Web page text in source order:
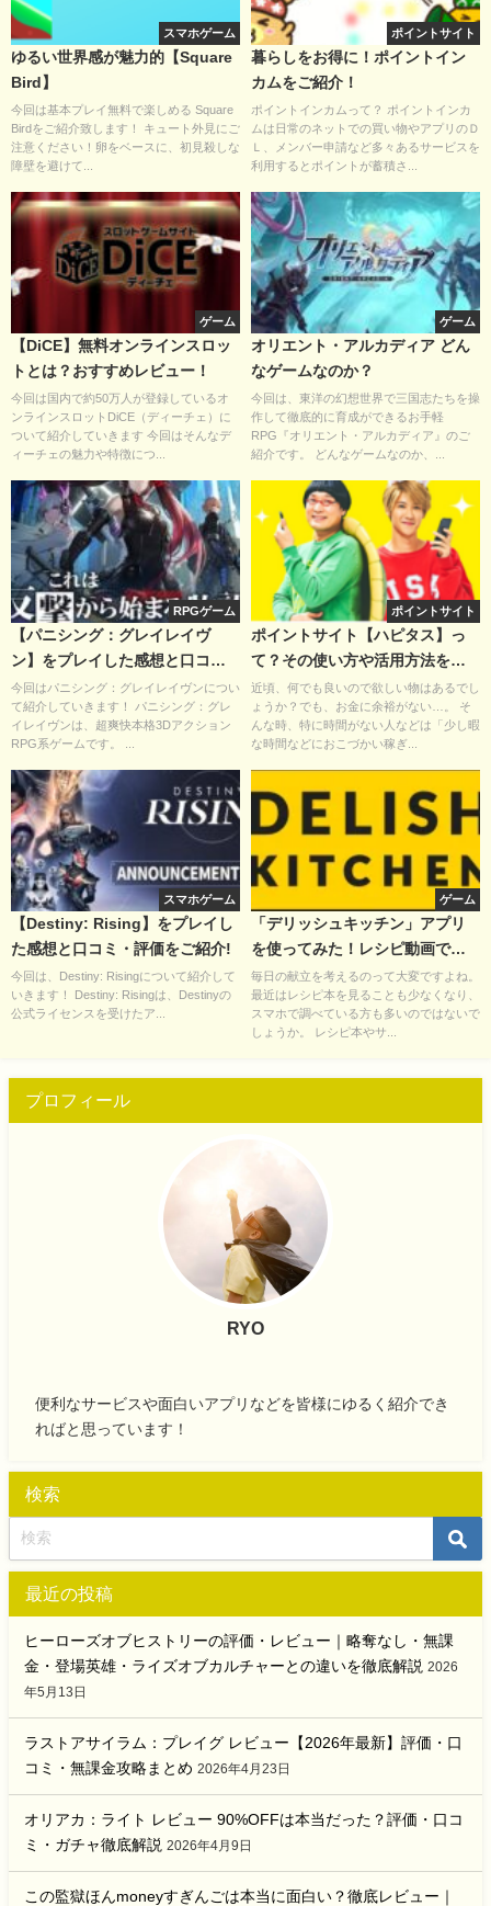
スマホゲーム
ゆるい世界感が魅力的【Square
Bird】
今回は基本プレイ無料で楽しめる Square
Birdをご紹介致します！ キュート外見にご
注意ください！卵をベースに、初見殺しな
障壁を避けて...
ポイントサイト
暮らしをお得に！ポイントイン
カムをご紹介！
ポイントインカムって？ ポイントインカ
ムは日常のネットでの買い物やアプリのＤ
Ｌ、メンバー申請など多々あるサービスを
利用するとポイントが蓄積さ...
ゲーム
【DiCE】無料オンラインスロッ
トとは？おすすめレビュー！
今回は国内で約50万人が登録しているオ
ンラインスロットDiCE（ディーチェ）に
ついて紹介していきます 今回はそんなデ
ィーチェの魅力や特徴につ...
ゲーム
オリエント・アルカディア どん
なゲームなのか？
今回は、東洋の幻想世界で三国志たちを操
作して徹底的に育成ができるお手軽
RPG『オリエント・アルカディア』のご
紹介です。 どんなゲームなのか、...
RPGゲーム
【パニシング：グレイレイヴ
ン】をプレイした感想と口コ
ミ・評価をご紹介！
今回はパニシング：グレイレイヴンについ
て紹介していきます！ パニシング：グレ
イレイヴンは、超爽快本格3Dアクション
RPG系ゲームです。 ...
ポイントサイト
ポイントサイト【ハピタス】っ
て？その使い方や活用方法をご
紹介！
近頃、何でも良いので欲しい物はあるでし
ょうか？でも、お金に余裕がない…。 そ
んな時、特に時間がない人などは「少し暇
な時間などにおこづかい稼ぎ...
スマホゲーム
【Destiny: Rising】をプレイし
た感想と口コミ・評価をご紹介!
今回は、Destiny: Risingについて紹介して
いきます！ Destiny: Risingは、Destinyの
公式ライセンスを受けたア...
ゲーム
「デリッシュキッチン」アプリ
を使ってみた！レシピ動画で簡
単調理！【PR】
毎日の献立を考えるのって大変ですよね。
最近はレシピ本を見ることも少なくなり、
スマホで調べている方も多いのではないで
しょうか。 レシピ本やサ...
プロフィール
RYO
便利なサービスや面白いアプリなどを皆様にゆるく紹介でき
ればと思っています！
検索
最近の投稿
ヒーローズオブヒストリーの評価・レビュー｜略奪なし・無課
金・登場英雄・ライズオブカルチャーとの違いを徹底解説 2026
年5月13日
ラストアサイラム：プレイグ レビュー【2026年最新】評価・口
コミ・無課金攻略まとめ 2026年4月23日
オリアカ：ライト レビュー 90%OFFは本当だった？評価・口コ
ミ・ガチャ徹底解説 2026年4月9日
この監獄ほんmoneyすぎんごは本当に面白い？徹底レビュー｜